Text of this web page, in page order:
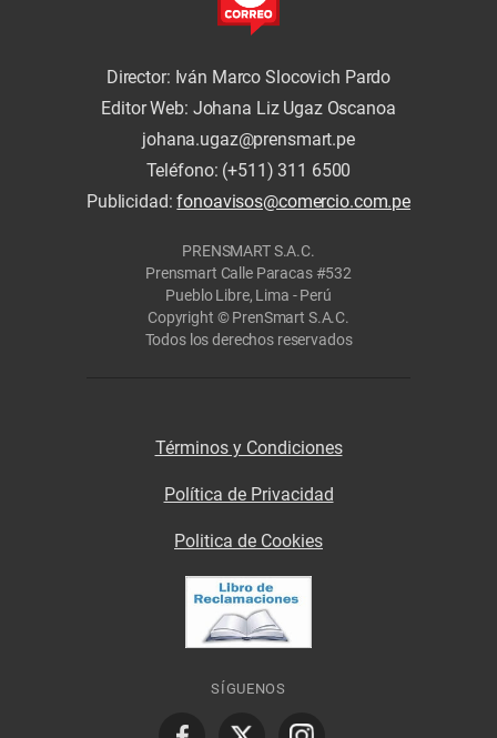
Director: Iván Marco Slocovich Pardo
Editor Web: Johana Liz Ugaz Oscanoa
johana.ugaz@prensmart.pe
Teléfono: (+511) 311 6500
Publicidad:fonoavisos@comercio.com.pe
PRENSMART S.A.C.
Prensmart Calle Paracas #532
Pueblo Libre, Lima - Perú
Copyright © PrenSmart S.A.C.
Todos los derechos reservados
Términos y Condiciones
Política de Privacidad
Politica de Cookies
SÍGUENOS